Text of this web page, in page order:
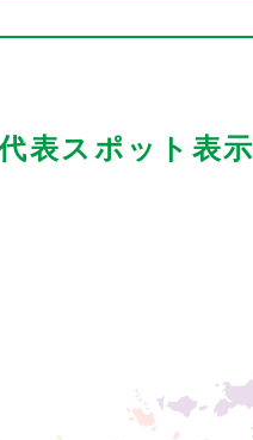
表スポット表示